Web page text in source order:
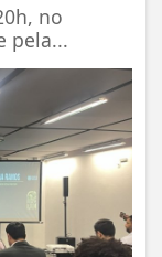
no
pela...